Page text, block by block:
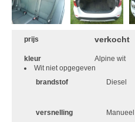
prijs verkocht
kleur
Alpine wit
Wit niet opgegeven
brandstof
Diesel
versnelling Manueel